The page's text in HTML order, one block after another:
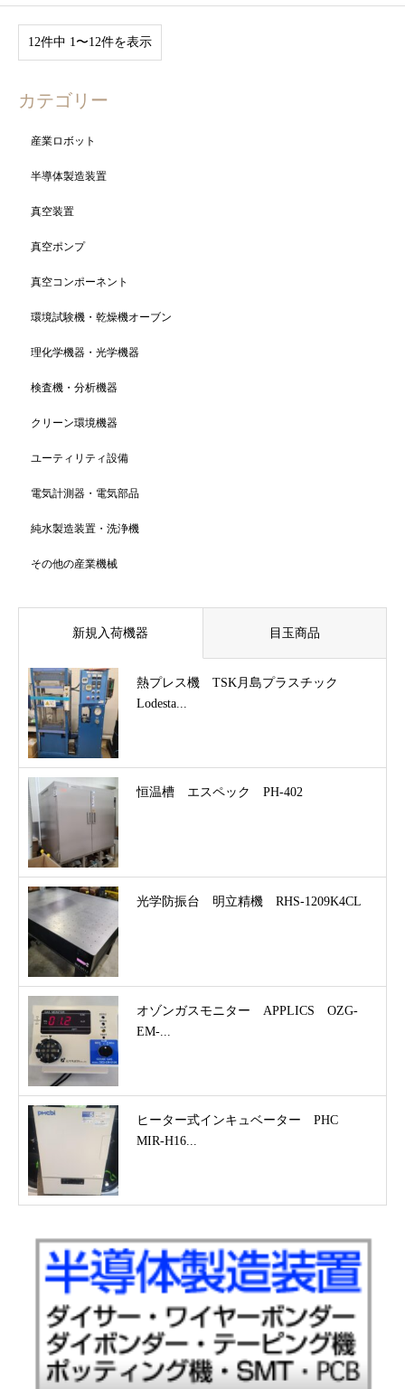
12件中 1〜12件を表示
カテゴリー
産業ロボット
半導体製造装置
真空装置
真空ポンプ
真空コンポーネント
環境試験機・乾燥機オーブン
理化学機器・光学機器
検査機・分析機器
クリーン環境機器
ユーティリティ設備
電気計測器・電気部品
純水製造装置・洗浄機
その他の産業機械
新規入荷機器 目玉商品
熱プレス機 TSK月島プラスチック
Lodesta...
恒温槽 エスペック PH-402
光学防振台 明立精機 RHS-1209K4CL
オゾンガスモニター APPLICS OZG-
EM-...
ヒーター式インキュベーター PHC
MIR-H16...